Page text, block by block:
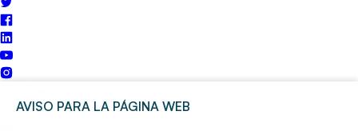
AVISO PARA LA PÁGINA WEB